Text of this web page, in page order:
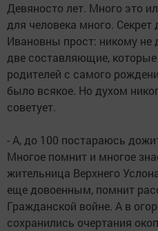
Девяносто лет. Много это
для человека много. Секрет
Ивановны прост: никому не
две составляющие,
родителей с самого
было всякое. Но духом
советует.
- А, до 100 постараюсь
Многое помнит и многое
жительница Верхнего
еще довоенным, помнит
Гражданской войне. А в
сохранились очертания